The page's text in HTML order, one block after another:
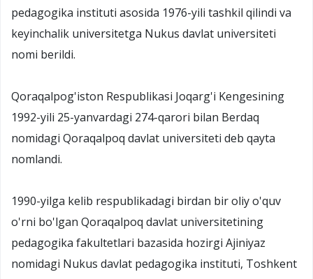
pedagogika instituti asosida 1976-yili tashkil qilindi va
keyinchalik universitetga Nukus davlat universiteti
nomi berildi.
Qoraqalpog'iston Respublikasi Joqarg'i Kengesining
1992-yili 25-yanvardagi 274-qarori bilan Berdaq
nomidagi Qoraqalpoq davlat universiteti deb qayta
nomlandi.
1990-yilga kelib respublikadagi birdan bir oliy o'quv
o'rni bo'lgan Qoraqalpoq davlat universitetining
pedagogika fakultetlari bazasida hozirgi Ajiniyaz
nomidagi Nukus davlat pedagogika instituti, Toshkent